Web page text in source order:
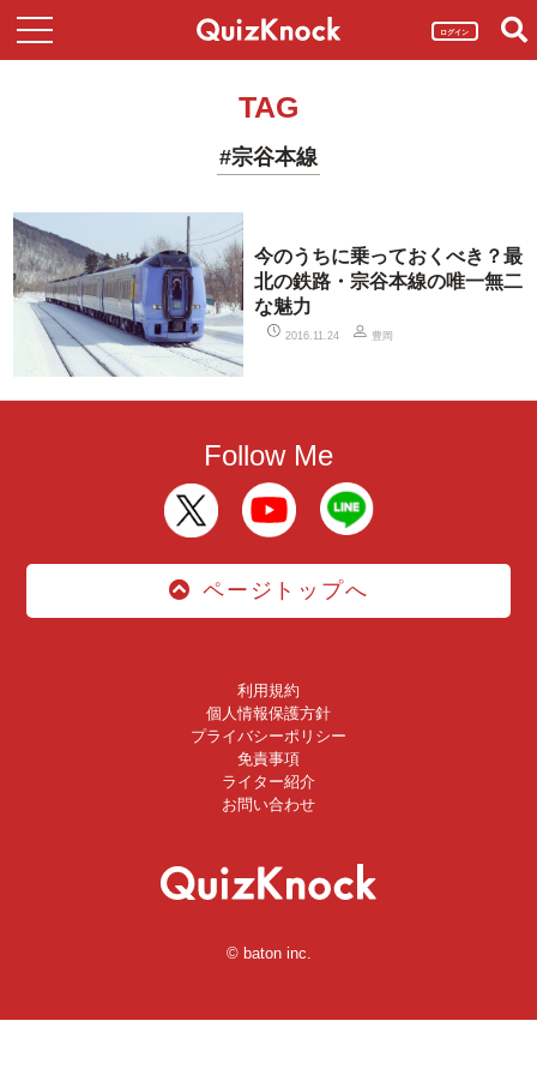
ログイン
TAG
#宗谷本線
今のうちに乗っておくべき？最
北の鉄路・宗谷本線の唯一無二
な魅力
2016.11.24 豊岡
Follow Me
ページトップへ
利用規約
個人情報保護方針
プライバシーポリシー
免責事項
ライター紹介
お問い合わせ
© baton inc.